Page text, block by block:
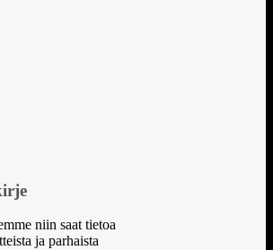
niin saat tietoa
ja parhaista